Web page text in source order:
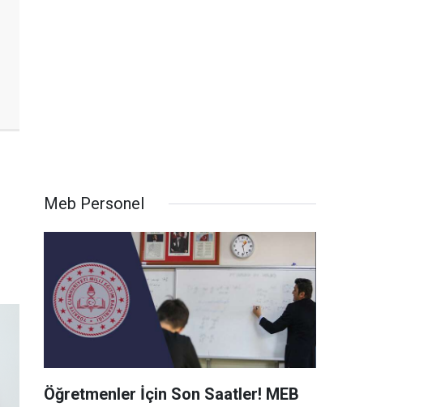
Meb Personel
Öğretmenler İçin Son Saatler! MEB